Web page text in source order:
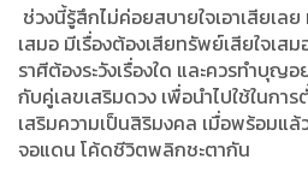
ช่วงนี้รู้สึกไม่ค่อยสบายใจเอาเสียเล
เสมอ มีเรื่องต้องเสียทรัพย์เสียใจเส
ราศีต้องระวังเรื่องใด และควรทำบุญ
กับคู่เลขเสริมดวง เพื่อนำไปใช้ในกา
เสริมความเป็นสิริมงคล เมื่อพร้อม
จอแดน โค้ดชีวิตพลิกชะตากัน